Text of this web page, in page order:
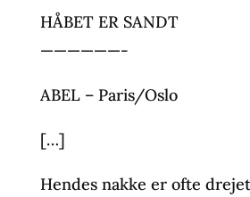
HÅBET ER SANDT
——————-
ABEL – Paris/Oslo
[…]
Hendes nakke er ofte